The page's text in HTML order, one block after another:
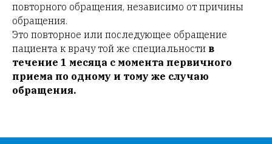
повторного обращения, независимо от причины
обращения.
Это повторное или последующее обращение
пациента к врачу той же специальности в
течение 1 месяца с момента первичного
приема по одному и тому же случаю
обращения.